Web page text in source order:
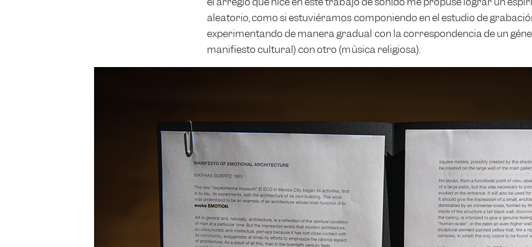
aleatorio, como si estuviéramos componiendo en el estudio de
experimentando de manera gradual con la correspondencia de un
manifiesto cultural) con otro (música religiosa).